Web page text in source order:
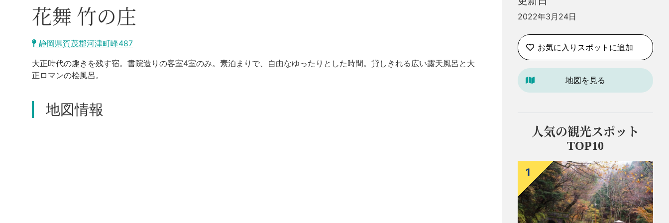
花舞 竹の庄
静岡県賀茂郡河津町峰487
大正時代の趣きを残す宿。書院造りの客室4室のみ。素泊まりで、自由なゆったりとした時間。貸しきれる広い露天風呂と大
正ロマンの桧風呂。
地図情報
2022年3月24日
お気に入りスポットに追加
地図を見る
人気の観光スポット
TOP10
1